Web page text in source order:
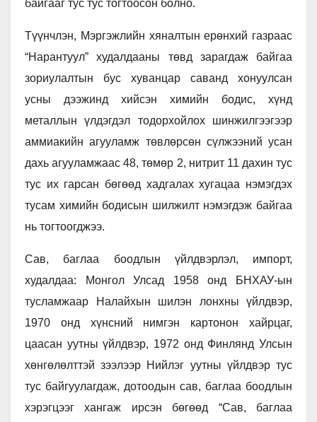
байгааг тус тус тогтоосон болно.
Түүнчлэн, Мэргэжлийн хяналтын ерөнхий газраас
“Нарантуул” худалдааны төвд зарагдаж байгаа
зориулалтын бус хуванцар саванд хонуулсан
усны дээжинд хийсэн химийн бодис, хүнд
металлын үлдэгдэл тодорхойлох шинжилгээгээр
аммиакийн агууламж төвлөрсөн сүлжээний усан
дахь агууламжаас 48, төмөр 2, нитрит 11 дахин тус
тус их гарсан бөгөөд хадгалах хугацаа нэмэгдэх
тусам химийн бодисын шилжилт нэмэгдэж байгаа
нь тогтоогджээ.
Сав, баглаа боодлын үйлдвэрлэл, импорт,
худалдаа: Монгол Улсад 1958 онд БНХАУ-ын
тусламжаар Налайхын шилэн лонхны үйлдвэр,
1970 онд хүнсний нимгэн картонон хайрцаг,
цаасан уутны үйлдвэр, 1972 онд Финлянд Улсын
хөнгөлөлттэй зээлээр Нийлэг уутны үйлдвэр тус
тус байгуулагдаж, дотоодын сав, баглаа боодлын
хэрэгцээг хангаж ирсэн бөгөөд “Сав, баглаа